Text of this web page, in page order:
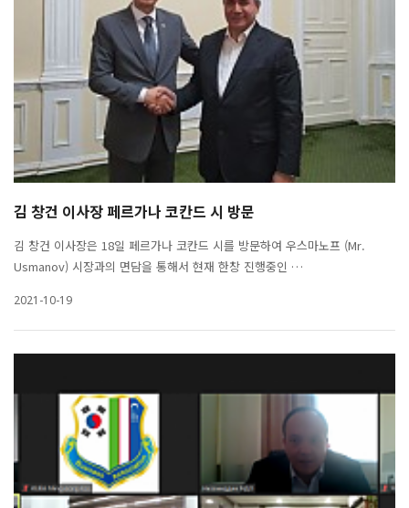
김 창건 이사장 페르가나 코칸드 시 방문
김 창건 이사장은 18일 페르가나 코칸드 시를 방문하여 우스마노프 (Mr.
Usmanov) 시장과의 면담을 통해서 현재 한창 진행중인 …
2021-10-19